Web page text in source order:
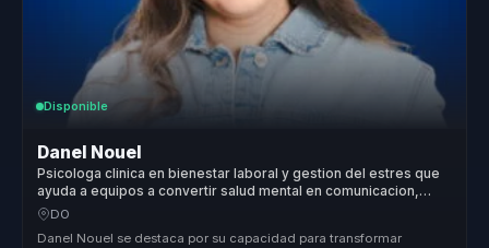
Disponible
Danel Nouel
Psicologa clinica en bienestar laboral y gestion del estres que
ayuda a equipos a convertir salud mental en comunicacion,
resiliencia y productividad.
DO
Danel Nouel se destaca por su capacidad para transformar